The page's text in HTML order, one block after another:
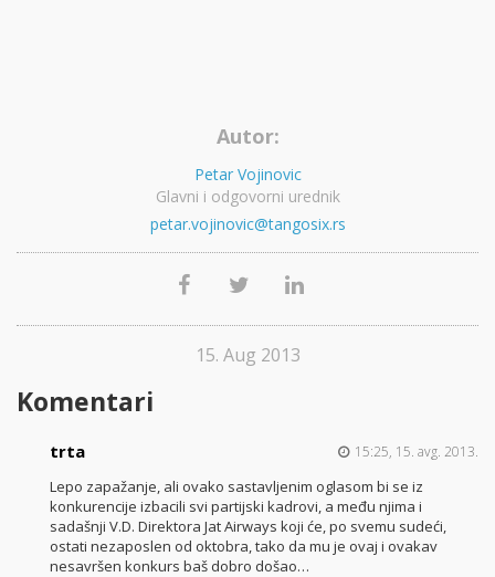
Autor:
Petar Vojinovic
Glavni i odgovorni urednik
petar.vojinovic@tangosix.rs
15. Aug 2013
Komentari
trta 15:25, 15. avg. 2013.
Lepo zapažanje, ali ovako sastavljenim oglasom bi se iz
konkurencije izbacili svi partijski kadrovi, a među njima i
sadašnji V.D. Direktora Jat Airways koji će, po svemu sudeći,
ostati nezaposlen od oktobra, tako da mu je ovaj i ovakav
nesavršen konkurs baš dobro došao…